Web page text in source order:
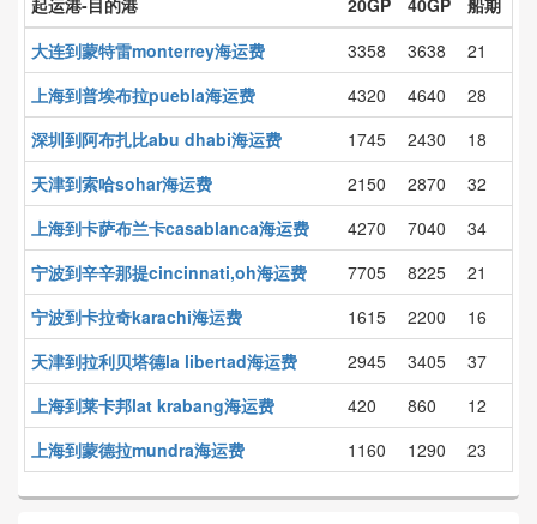
大连到蒙特雷monterrey海运费
3358 3638
21
上海到普埃布拉puebla海运费
4320 4640
28
深圳到阿布扎比abu dhabi海运费
1745 2430
18
天津到索哈sohar海运费
2150 2870
32
上海到卡萨布兰卡casablanca海运费
4270 7040
34
宁波到辛辛那提cincinnati,oh海运费
7705 8225
21
宁波到卡拉奇karachi海运费
1615 2200
16
天津到拉利贝塔德la libertad海运费
2945 3405
37
上海到莱卡邦lat krabang海运费
420 860
12
上海到蒙德拉mundra海运费
1160 1290 23